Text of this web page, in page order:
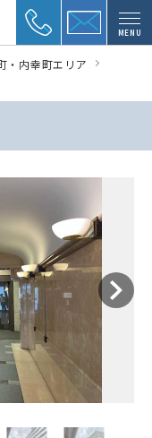
MENU
・内幸町エリア